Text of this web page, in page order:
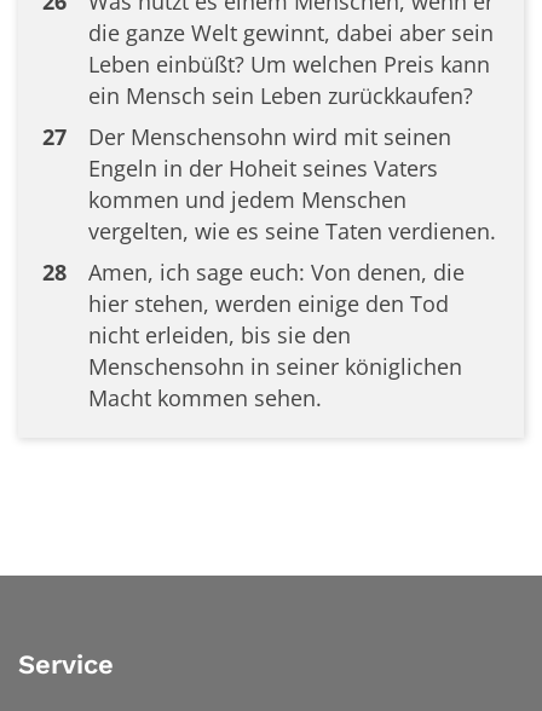
die ganze Welt gewinnt, dabei aber sein
Leben einbüßt? Um welchen Preis kann
ein Mensch sein Leben zurückkaufen?
27
Der Menschensohn wird mit seinen
Engeln in der Hoheit seines Vaters
kommen und jedem Menschen
vergelten, wie es seine Taten verdienen.
28
Amen, ich sage euch: Von denen, die
hier stehen, werden einige den Tod
nicht erleiden, bis sie den
Menschensohn in seiner königlichen
Macht kommen sehen.
Service